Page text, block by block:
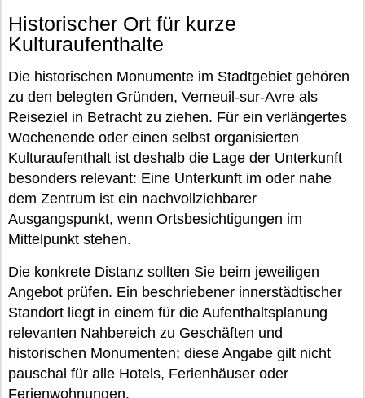
Historischer Ort für kurze
Kulturaufenthalte
Die historischen Monumente im Stadtgebiet gehören
zu den belegten Gründen, Verneuil-sur-Avre als
Reiseziel in Betracht zu ziehen. Für ein verlängertes
Wochenende oder einen selbst organisierten
Kulturaufenthalt ist deshalb die Lage der Unterkunft
besonders relevant: Eine Unterkunft im oder nahe
dem Zentrum ist ein nachvollziehbarer
Ausgangspunkt, wenn Ortsbesichtigungen im
Mittelpunkt stehen.
Die konkrete Distanz sollten Sie beim jeweiligen
Angebot prüfen. Ein beschriebener innerstädtischer
Standort liegt in einem für die Aufenthaltsplanung
relevanten Nahbereich zu Geschäften und
historischen Monumenten; diese Angabe gilt nicht
pauschal für alle Hotels, Ferienhäuser oder
Ferienwohnungen.